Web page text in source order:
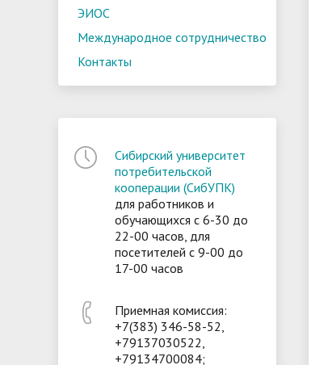
ЭИОС
Международное сотрудничество
Контакты
Сибирский университет
потребительской
кооперации (СибУПК)
для работников и
обучающихся с 6-30 до
22-00 часов, для
посетителей с 9-00 до
17-00 часов
Приемная комиссия:
+7(383) 346-58-52,
+79137030522,
+79134700084;